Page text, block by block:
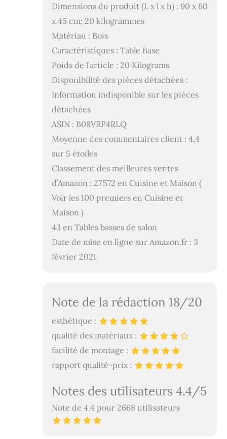
Dimensions du produit (L x l x h) : 90 x 60
x 45 cm; 20 kilogrammes
Matériau : Bois
Caractéristiques : Table Base
Poids de l’article : 20 Kilograms
Disponibilité des pièces détachées :
Information indisponible sur les pièces
détachées
ASIN : B08VRP4RLQ
Moyenne des commentaires client : 4,4
sur 5 étoiles
Classement des meilleures ventes
d’Amazon : 27 572 en Cuisine et Maison (
Voir les 100 premiers en Cuisine et
Maison )
43 en Tables basses de salon
Date de mise en ligne sur Amazon.fr : 3
février 2021
Note de la rédaction 18/20
esthétique :
qualité des matériaux :
facilité de montage :
rapport qualité-prix :
Notes des utilisateurs 4.4/5
Note de 4.4 pour 2668 utilisateurs